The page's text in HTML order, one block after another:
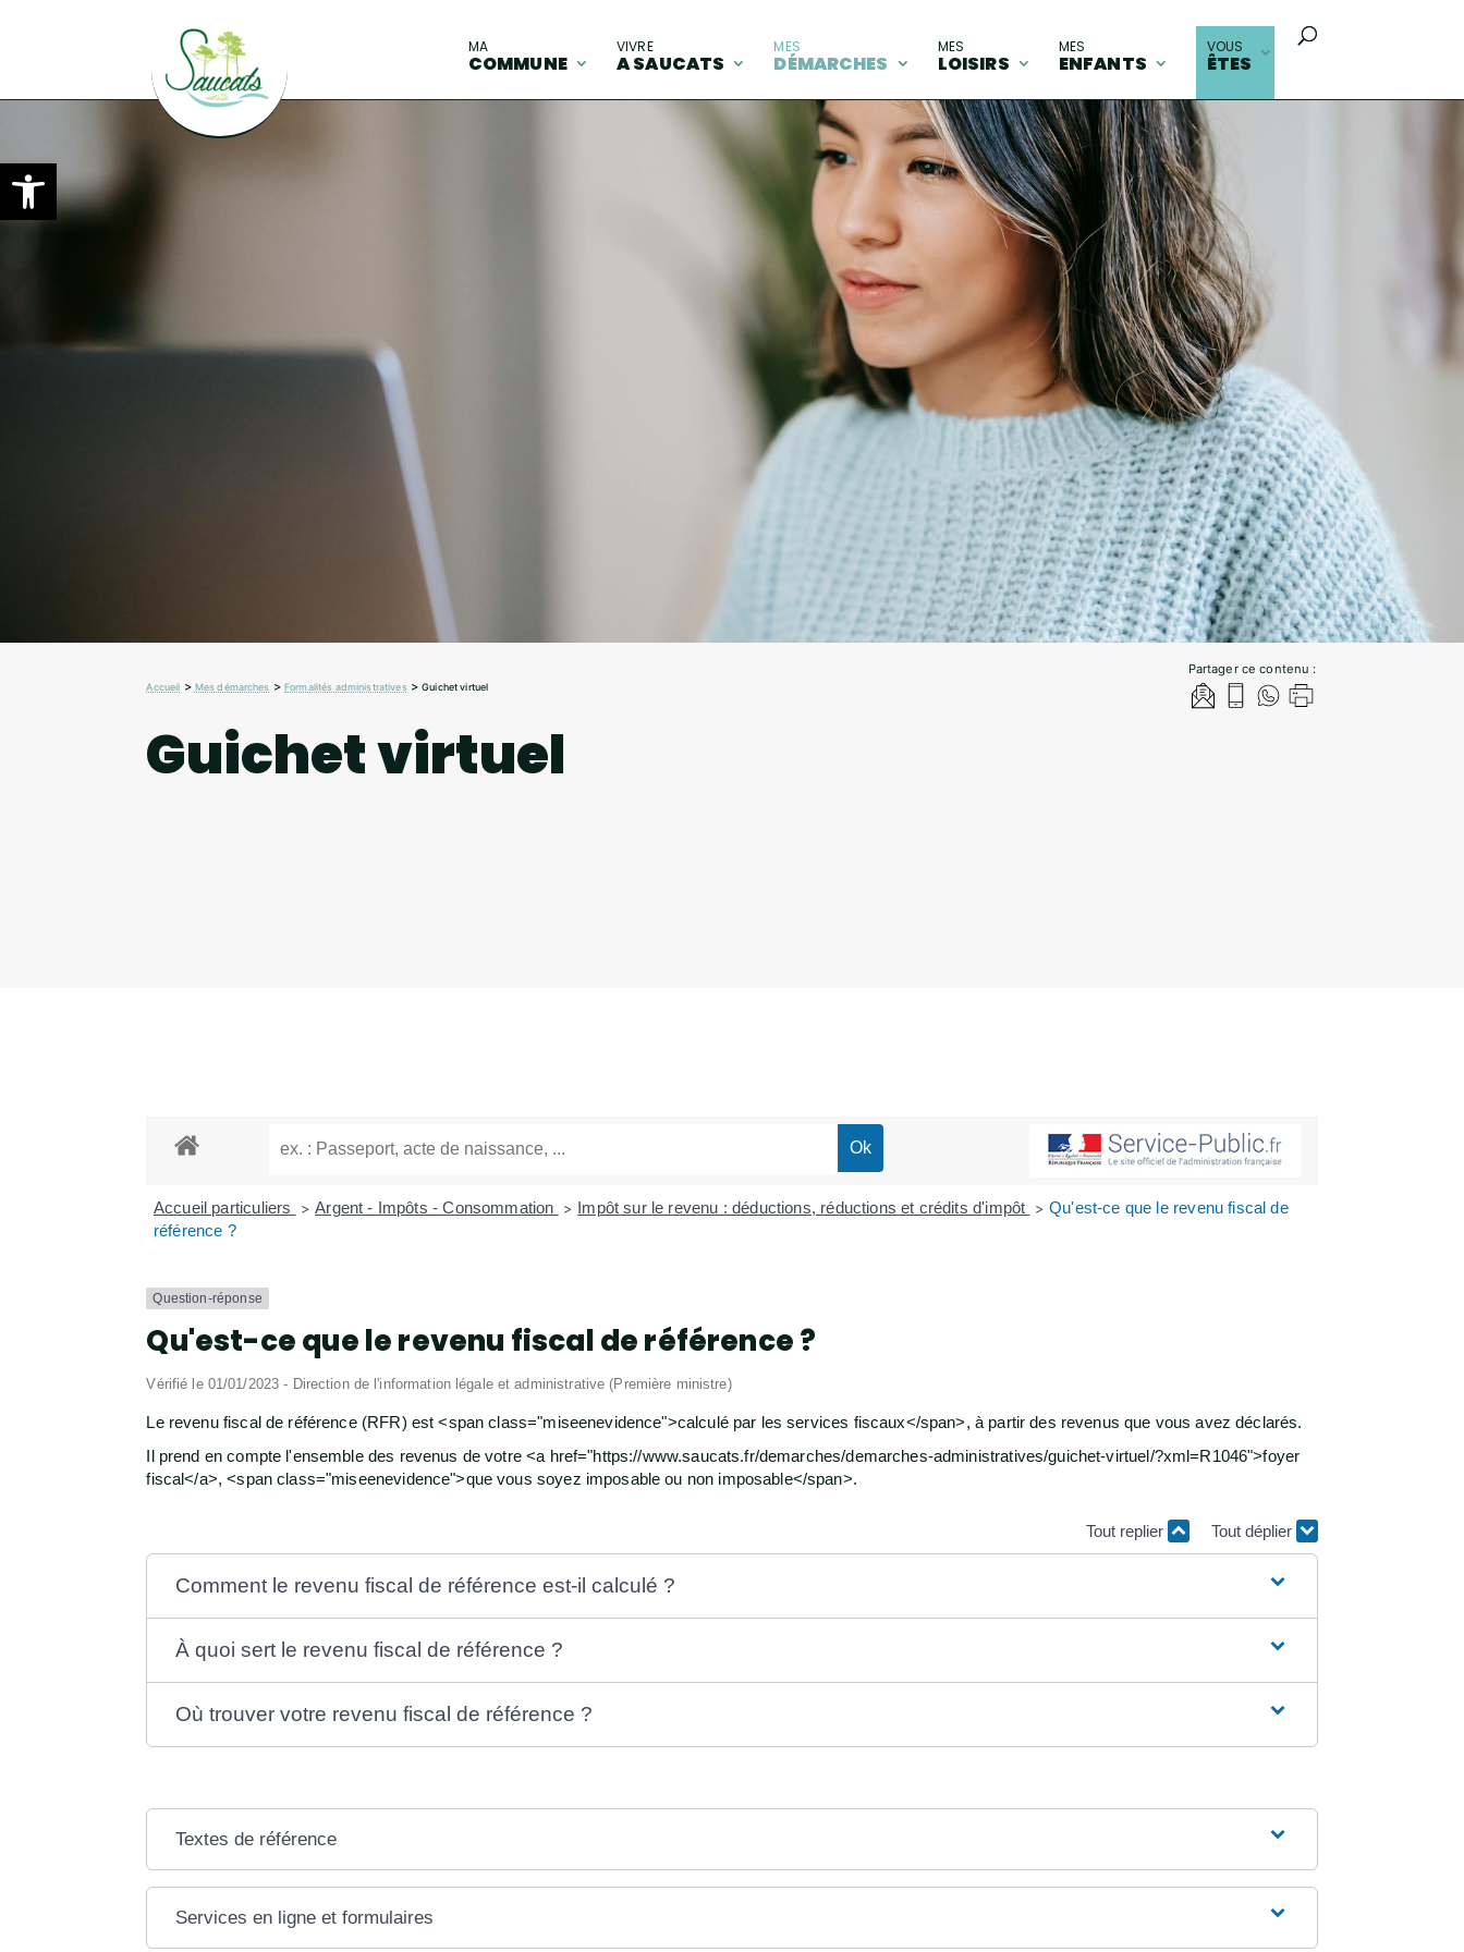
Ouvrir la barre d’outils
MA
COMMUNE
VIVRE
A SAUCATS
MES
DÉMARCHES
MES
LOISIRS
MES
ENFANTS
VOUS
ÊTES
Partager ce contenu :
Accueil > Mes démarches >Formalités administratives>Guichet virtuel
Guichet virtuel
Accueil particuliers > Argent - Impôts - Consommation > Impôt sur le revenu : déductions, réductions et crédits d'impôt > Qu'est-ce que le revenu fiscal de
référence ?
Question-réponse
Qu'est-ce que le revenu fiscal de référence ?
Vérifié le 01/01/2023 - Direction de l'information légale et administrative (Première ministre)
Le revenu fiscal de référence (RFR) est <span class="miseenevidence">calculé par les services fiscaux</span>, à partir des revenus que vous avez déclarés.
Il prend en compte l'ensemble des revenus de votre <a href="https://www.saucats.fr/demarches/demarches-administratives/guichet-virtuel/?xml=R1046">foyer
fiscal</a>, <span class="miseenevidence">que vous soyez imposable ou non imposable</span>.
Tout replier Tout déplier
Comment le revenu fiscal de référence est-il calculé ?
À quoi sert le revenu fiscal de référence ?
Où trouver votre revenu fiscal de référence ?
Textes de référence
Services en ligne et formulaires